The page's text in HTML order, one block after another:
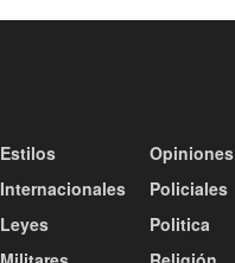
Estilos
Internacionales
Leyes
Opiniones
Policiales
Politica